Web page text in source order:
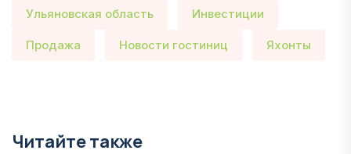
Ульяновская область Инвестиции
Продажа Новости гостиниц Яхонты
Читайте также